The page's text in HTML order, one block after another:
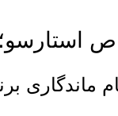
ماندگاری